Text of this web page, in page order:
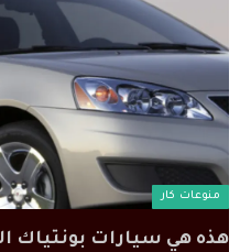
منوعات كار
هذه هي سيارات بونتياك